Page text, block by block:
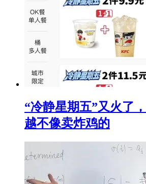
“冷静星期五”又火了
越不像卖炸鸡的